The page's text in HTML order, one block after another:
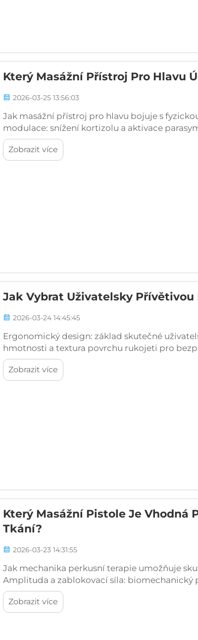
Který Masážní Přístroj Pro Hlavu
2026-03-25 13:56:03
Jak masážní přístroj pro hlavu bojuje s
modulace: snížení kortizolu a aktivace
použití masážního přístroje pro hlavu probíhá
chemických reakcí, které pomáhají...
Zobrazit více
Jak Vybrat Uživatelsky Přívětivou
2026-03-24 14:45:45
Ergonomický design: základ skutečné
hmotnosti a textura povrchu rukojeti pro
těžko dostupných oblastech Dobré ruční
konstrukční prvky, které je činí pohodlnými...
Zobrazit více
Který Masážní Pistole Je Vhodná
Tkání?
2026-03-23 14:31:55
Jak mechanika perkusní terapie umožňuje
Amplituda a zablokovací síla: biomechanický
Masážní pistole pro hlubokou masáž fungují
amplitudu a dostatečnou zablokovací sílu.
Zobrazit více